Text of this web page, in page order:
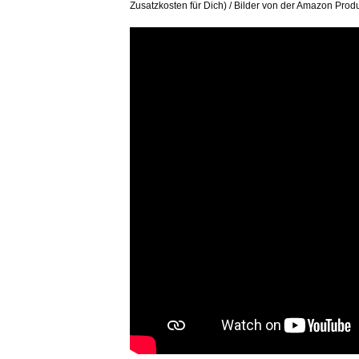
Zusatzkosten für Dich) / Bilder von der Amazon